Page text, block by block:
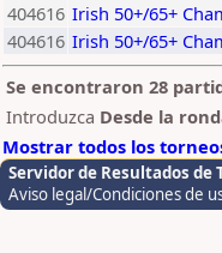
404616 Irish 50+/65+
404616 Irish 50+/65+
Se encontraron 28
Introduzca Desde la
Mostrar todos los
Servidor de Resultados de
Aviso legal/Condiciones de